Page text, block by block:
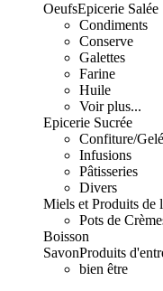
OeufsEpicerie Salée
Condiments
Conserve
Galettes
Farine
Huile
Voir plus...
Epicerie Sucrée
Confiture/
Infusions
Pâtisseries
Divers
Miels et Produits de
Pots de
Boisson
SavonProduits
bien être